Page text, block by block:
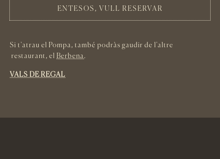
ENTESOS, VULL RESERVAR
Si t'atrau el Pompa, també podràs gaudir de l'altre
restaurant, el Berbena .
VALS DE REGAL